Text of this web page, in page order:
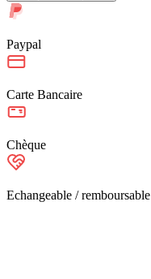
Paypal
Carte Bancaire
Chèque
Echangeable / remboursable